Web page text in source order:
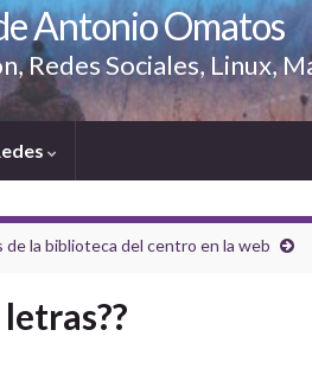
Antonio Omatos
Redes Sociales, Linux,
de la biblioteca del centro en la web